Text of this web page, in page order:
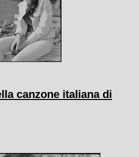
canzone italiana di